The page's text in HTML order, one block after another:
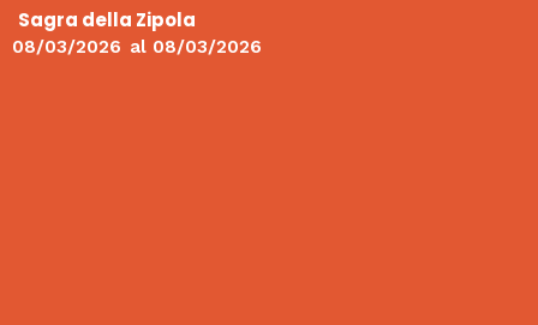
Sagra della Zipola
08/03/2026 al 08/03/2026